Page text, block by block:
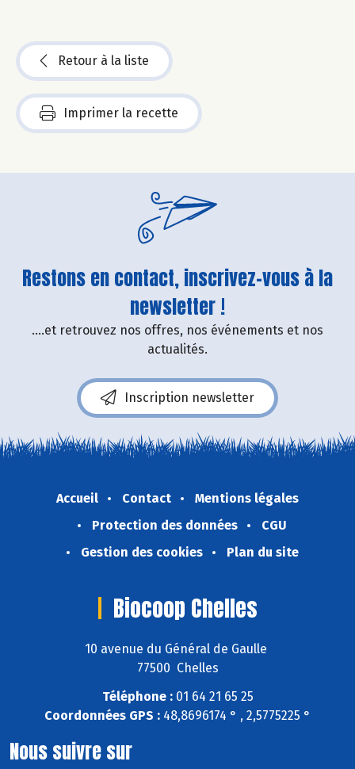
Retour à la liste
Imprimer la recette
Restons en contact, inscrivez-vous à la
newsletter !
....et retrouvez nos offres, nos événements et nos
actualités.
Inscription newsletter
Accueil Contact
Mentions légales
Protection des données
CGU
Gestion des cookies
Plan du site
Biocoop Chelles
10 avenue du Général de Gaulle
77500 Chelles
Téléphone :01 64 21 65 25
Coordonnées GPS : 48,8696174 ° , 2,5775225 °
Nous suivre sur